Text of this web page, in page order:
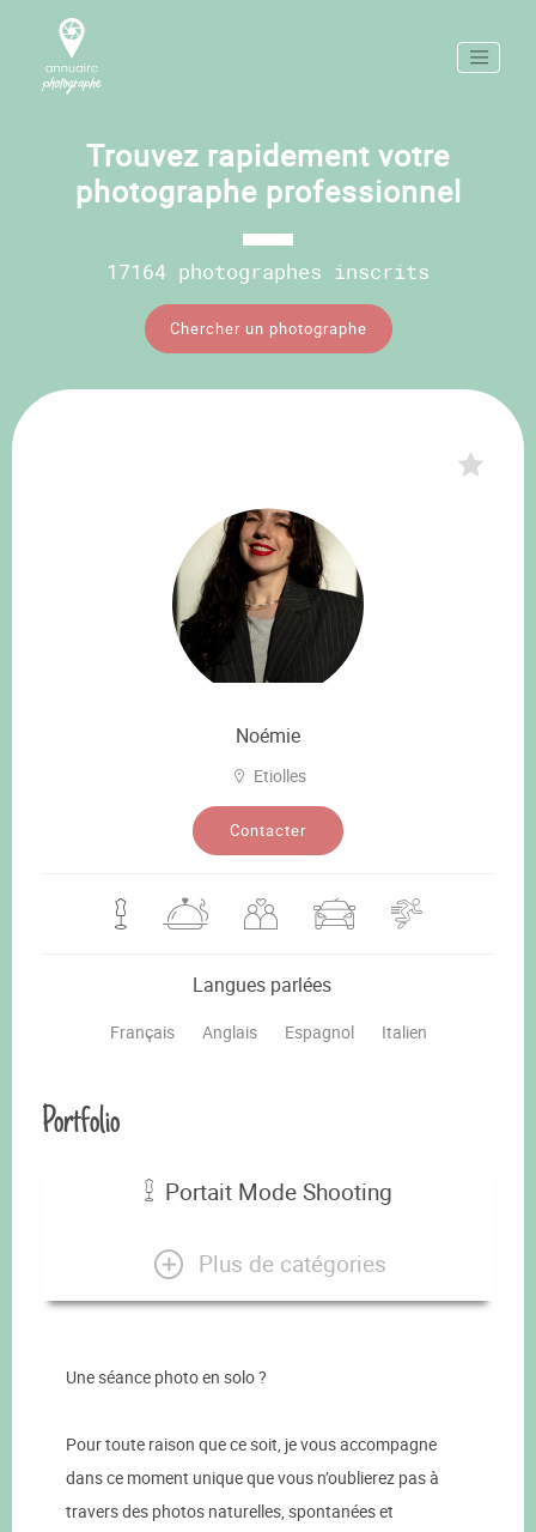
Trouvez rapidement votre
photographe professionnel
17164 photographes inscrits
Chercher un photographe
Noémie
Etiolles
Contacter
Langues parlées
Français Anglais Espagnol Italien
Portfolio
Portait Mode Shooting
Plus de catégories
Une séance photo en solo ?
Pour toute raison que ce soit, je vous accompagne
dans ce moment unique que vous n’oublierez pas à
travers des photos naturelles, spontanées et